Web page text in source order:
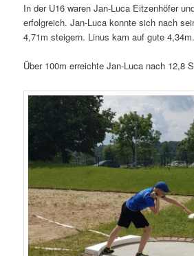
In der U16 waren Jan-Luca Eitzenhöfer
erfolgreich. Jan-Luca konnte sich nach
4,71m steigern. Linus kam auf gute 4,34m.
Über 100m erreichte Jan-Luca nach 12,8